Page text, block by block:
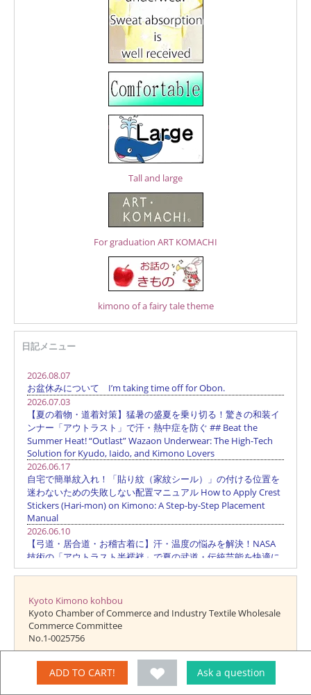
ADD TO CART! Ask a question
Tall and large
For graduation ART KOMACHI
kimono of a fairy tale theme
日記メニュー
Kyoto Kimono kohbou
Kyoto Chamber of Commerce and Industry Textile Wholesale
Commerce Committee
No.1-0025756
"Kyoto Kimono kohbou" has been registered as a brand of
Tahara Ichi Co., Ltd. from the Patent Office No. 5030029
Trademark application 2006 -082086).